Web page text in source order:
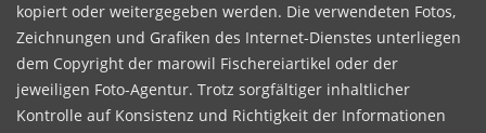
kopiert oder weitergegeben werden. Die verwendeten Fotos,
Zeichnungen und Grafiken des Internet-Dienstes unterliegen
dem Copyright der marowil Fischereiartikel oder der
jeweiligen Foto-Agentur. Trotz sorgfältiger inhaltlicher
Kontrolle auf Konsistenz und Richtigkeit der Informationen